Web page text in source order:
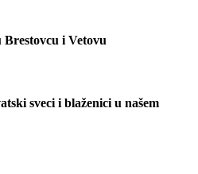
i Vetovu
sveci i blaženici u našem